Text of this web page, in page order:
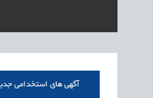
1405/05/15
آگهی های استخدامی